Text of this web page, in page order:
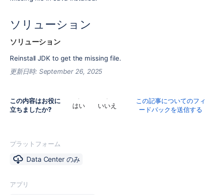
ソリューション
ソリューション
Reinstall JDK to get the missing file.
更新日時: September 26, 2025
この内容はお役に
立ちましたか?
はい いいえ
この記事についてのフィ
ードバックを送信する
プラットフォーム
Data Center のみ
アプリ